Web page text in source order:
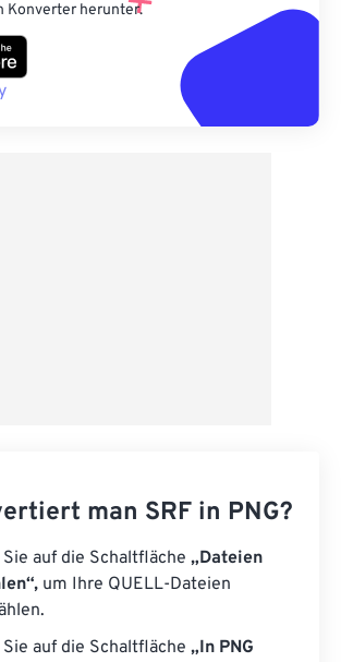
Konverter herunter.
man SRF in PNG?
auf die Schaltfläche „Dateien
um Ihre QUELL-Dateien
auf die Schaltfläche „In PNG